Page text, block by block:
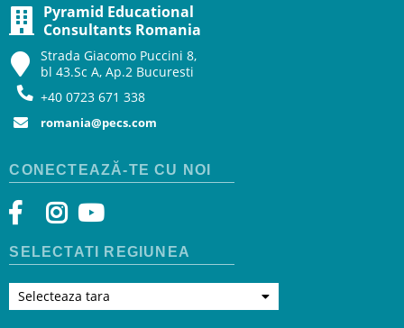
Pyramid Educational
Consultants Romania
Strada Giacomo Puccini 8,
bl 43.Sc A, Ap.2 Bucuresti
+40 0723 671 338
romania@pecs.com
CONECTEAZĂ-TE CU NOI
SELECTATI REGIUNEA
Selecteaza tara